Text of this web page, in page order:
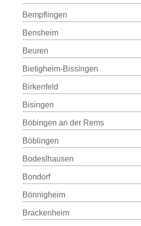
Bempflingen
Bensheim
Beuren
Bietigheim-Bissingen
Birkenfeld
Bisingen
Böbingen an der Rems
Böblingen
Bodeslhausen
Bondorf
Bönnigheim
Brackenheim